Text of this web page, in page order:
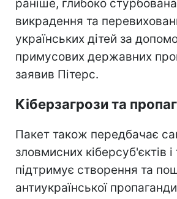
раніше, глибоко
викрадення та
українських дітей за
примусових державних
заявив Пітерс.
Кіберзагрози та
Пакет також передбачає
зловмисних кіберсуб'єктів і
підтримує створення та
антиукраїнської